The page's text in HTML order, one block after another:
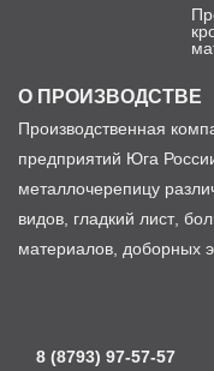
О ПРОИЗВОДСТВЕ
Производственная
предприятий Юга
металлочерепицу
видов, гладкий лист,
материалов, доборных
8 (8793) 97-57-57